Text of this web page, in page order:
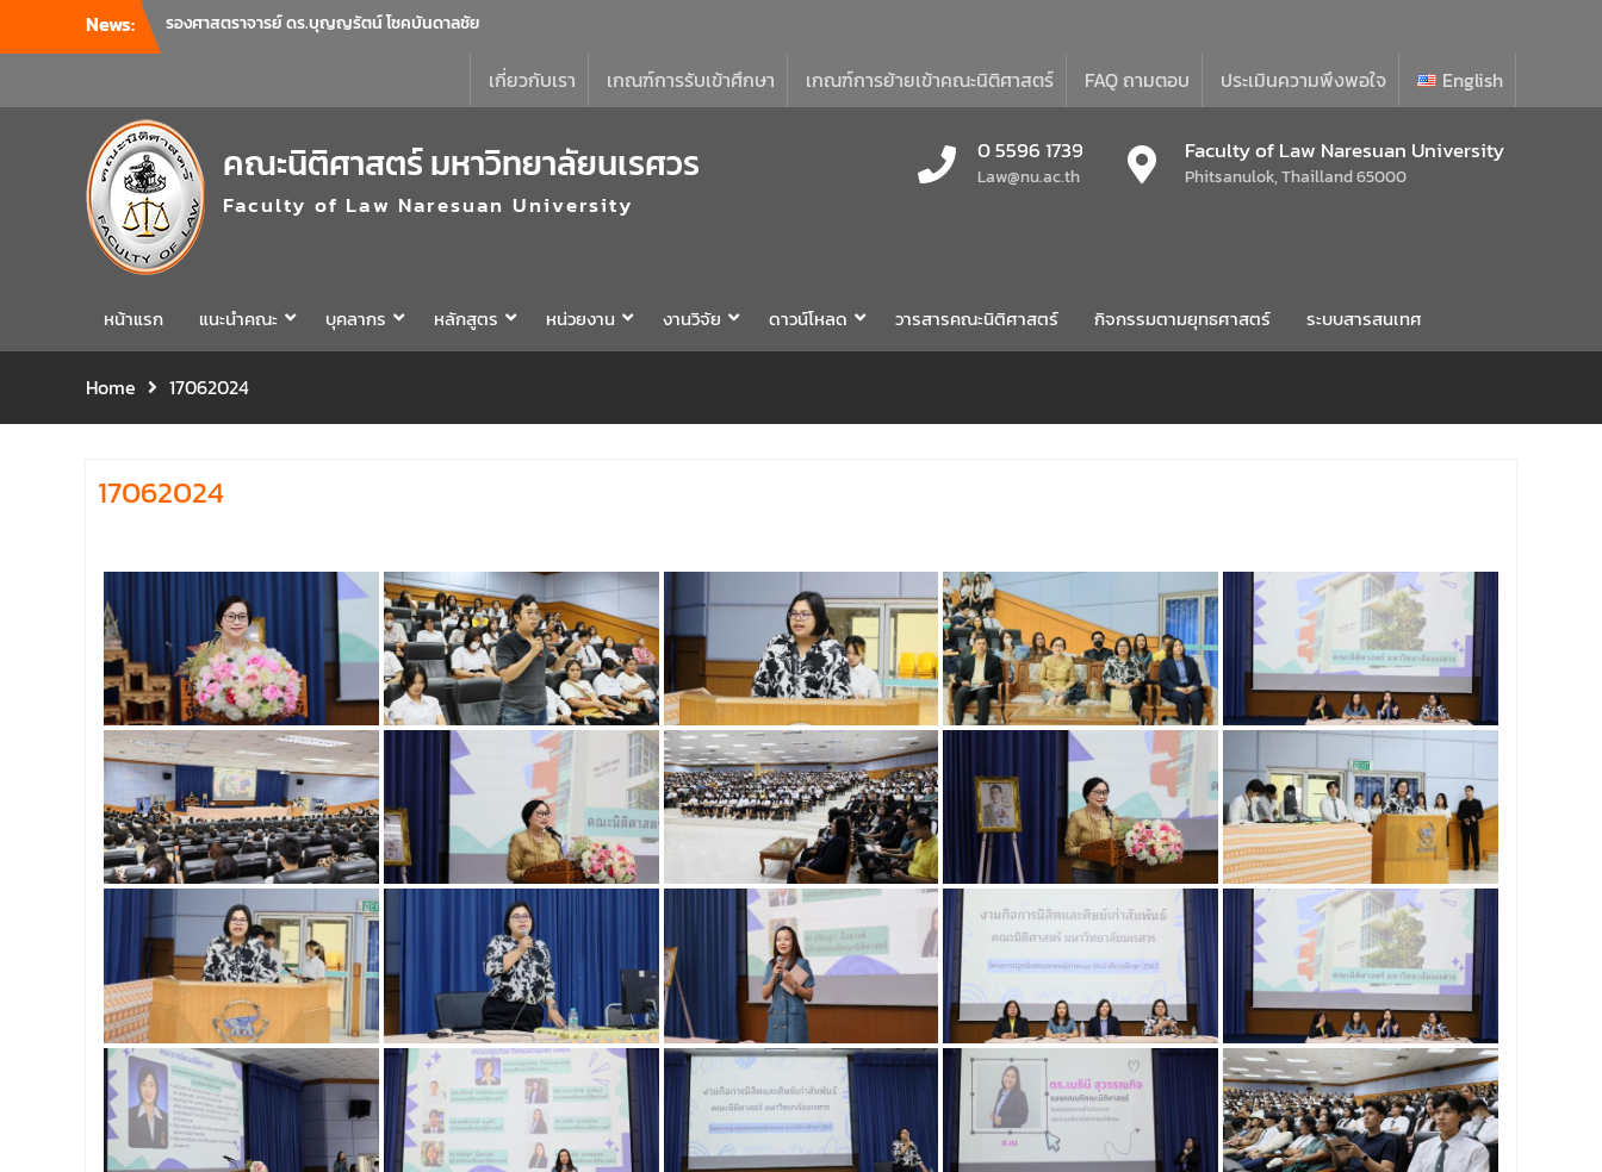
News:
นิติศาสตร์ มหาวิทยาลัยนเรศวร
2-311 อาคารปราบไตรจักร 2 มหาวิทยาลัย
นเรศวร โดยกิจกรรมดังกล่าวจัดขึ้นสำหรับ
บุคลากรที่ปฏิบัติงาน ณ กลุ่มอาคารอุตสาหกรรม
บริการ เพื่อร่วมกันสร้างพื้นที่การทำงานที่
ปลอดภัย ซึ่งครอบคลุมหน่วยงานภายในกลุ่ม
อาคารทั้ง 3 คณะ และ 1 กอง
โครงการปฐมนิเทศและพบผู้ปกครอง ประจำปี
การศึกษา 2569 โดยได้รับเกียรติจาก รอง
คณบดีคณะนิติศาสตร์ ให้เกียรติเป็นประธานใน
นิติศาสตร์
เกี่ยวกับเรา เกณฑ์การรับเข้าศึกษา เกณฑ์การย้ายเข้าคณะนิติศาสตร์ FAQ ถามตอบ ประเมินความพึงพอใจ English
คณะนิติศาสตร์ มหาวิทยาลัยนเรศวร
Faculty of Law Naresuan University
0 5596 1739
Law@nu.ac.th
Faculty of Law Naresuan University
Phitsanulok, Thailland 65000
หน้าแรก แนะนำคณะ บุคลากร หลักสูตร หน่วยงาน งานวิจัย ดาวน์โหลด วารสารคณะนิติศาสตร์ กิจกรรมตามยุทธศาสตร์ ระบบสารสนเทศ
Home 17062024
17062024